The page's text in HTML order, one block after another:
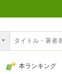
本ランキング